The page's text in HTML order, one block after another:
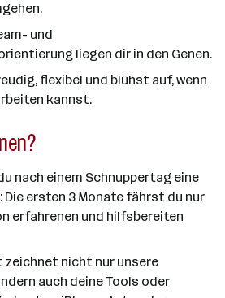
und
liegen dir in den Genen.
flexibel und blühst auf, wenn
kannst.
nach einem Schnuppertag eine
Die ersten 3 Monate fährst du nur
erfahrenen und hilfsbereiten
nicht nur unsere
auch deine Tools oder